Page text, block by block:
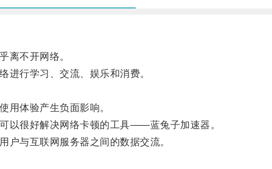
不开网络。
行学习、交流、娱乐和消费。
体验产生负面影响。
很好解决网络卡顿的工具——蓝兔子加速器。
与互联网服务器之间的数据交流。